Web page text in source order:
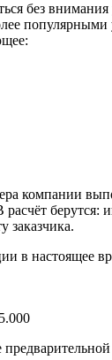
без
компании
заказчика.
в настоящее